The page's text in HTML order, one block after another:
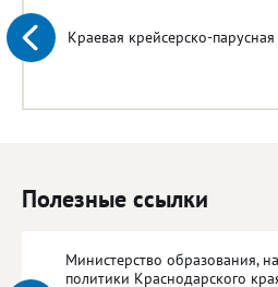
Краевая крейсерско-
Полезные ссылки
Министерство образования,
политики Краснодарского